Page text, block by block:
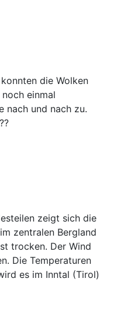
die Wolken
einmal
nach und nach zu.
zeigt sich die
zentralen Bergland
trocken. Der Wind
Die Temperaturen
es im Inntal (Tirol)